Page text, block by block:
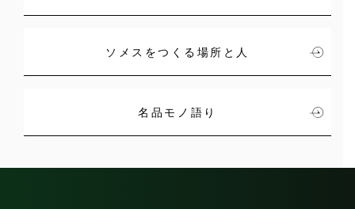
ソメスをつくる場所と人
名品モノ語り